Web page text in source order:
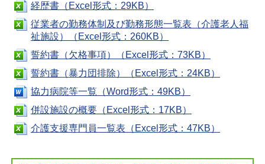
経歴書（Excel形式：29KB）
従業者の勤務体制及び勤務形態一覧表（介護老人福
祉施設）（Excel形式：260KB）
誓約書（欠格事項）（Excel形式：73KB）
誓約書（暴力団排除）（Excel形式：24KB）
協力病院等一覧（Word形式：49KB）
併設施設の概要（Excel形式：17KB）
介護支援専門員一覧表（Excel形式：47KB）